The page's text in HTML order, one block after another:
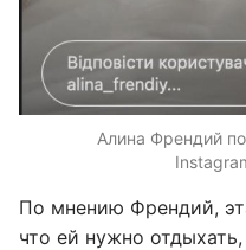
Алина Френдий
По мнению Френдий,
что ей нужно